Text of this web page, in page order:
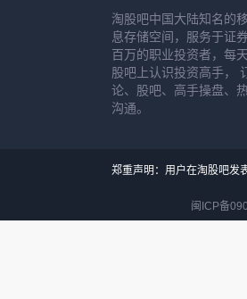
淘股吧中国大陆知名的
息存储空间，服务于证
百万的职业投资者，每
股吧上认识投资高手，
论、股吧、高手操盘、
沟通。
郑重声明：用户在淘股吧发
闽ICP备